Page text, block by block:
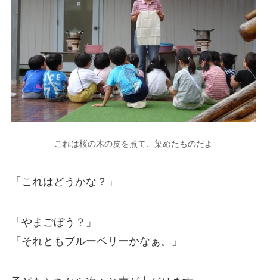
これは桜の木の皮を煮て、染めたものだよ
「これはどうかな？」
「やまごぼう？」
「それともブルーベリーかなぁ。」